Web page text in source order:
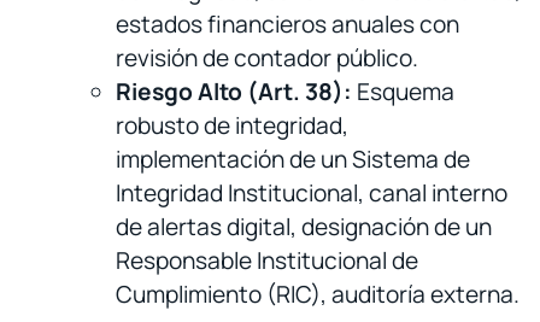
estados financieros anuales con
revisión de contador público.
Riesgo Alto (Art. 38): Esquema
robusto de integridad,
implementación de un Sistema de
Integridad Institucional, canal interno
de alertas digital, designación de un
Responsable Institucional de
Cumplimiento (RIC), auditoría externa.